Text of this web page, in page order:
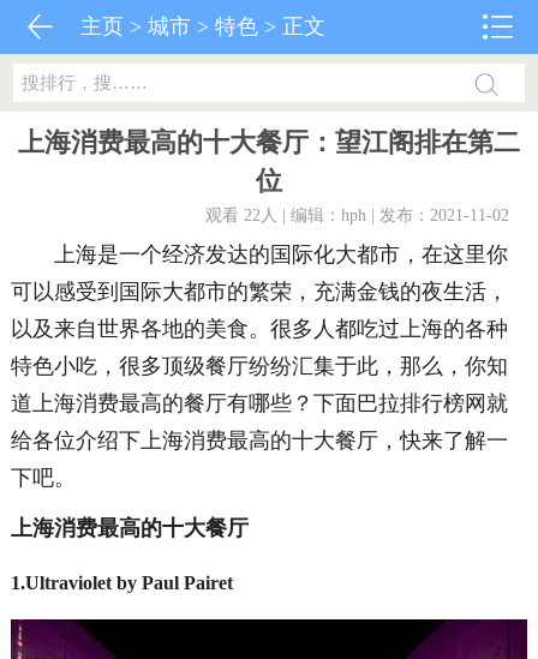
主页 >城市 >特色 > 正文
上海消费最高的十大餐厅：望江阁排在第二
位
观看 22人 | 编辑：hph | 发布：2021-11-02
上海是一个经济发达的国际化大都市，在这里你
可以感受到国际大都市的繁荣，充满金钱的夜生活，
以及来自世界各地的美食。很多人都吃过上海的各种
特色小吃，很多顶级餐厅纷纷汇集于此，那么，你知
道上海消费最高的餐厅有哪些？下面巴拉排行榜网就
给各位介绍下上海消费最高的十大餐厅，快来了解一
下吧。
上海消费最高的十大餐厅
1.Ultraviolet by Paul Pairet